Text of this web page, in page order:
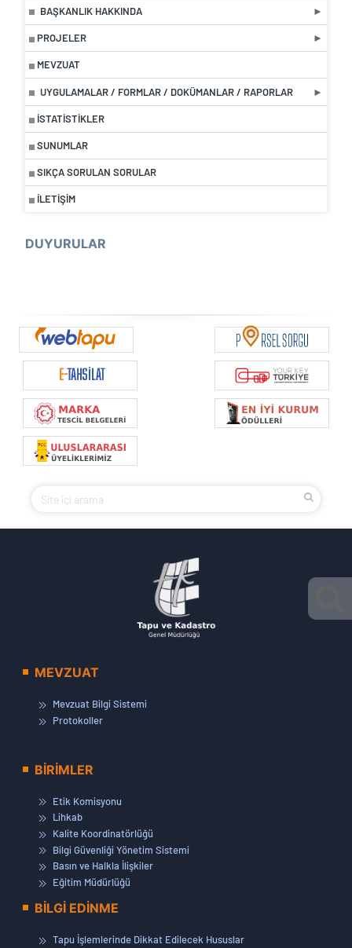
BAŞKANLIK HAKKINDA
PROJELER
MEVZUAT
UYGULAMALAR / FORMLAR / DOKÜMANLAR / RAPORLAR
İSTATISTIKLER
SUNUMLAR
SIKÇA SORULAN SORULAR
İLETIŞIM
DUYURULAR
MEVZUAT
Mevzuat Bilgi Sistemi
Protokoller
BİRİMLER
Etik Komisyonu
Lihkab
Kalite Koordinatörlüğü
Bilgi Güvenliği Yönetim Sistemi
Basın ve Halkla İlişkiler
Eğitim Müdürlüğü
BİLGİ EDİNME
Tapu İşlemlerinde Dikkat Edilecek Hususlar